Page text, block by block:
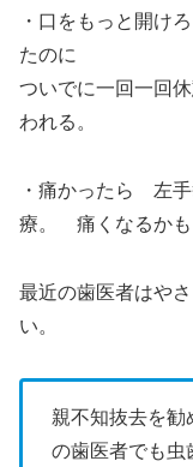
・口をもっと開け
たのに
ついでに一回一回
われる。
・痛かったら 左
療。 痛くなるかも
最近の歯医者はや
い。
親不知抜去を勧
の歯医者でも虫